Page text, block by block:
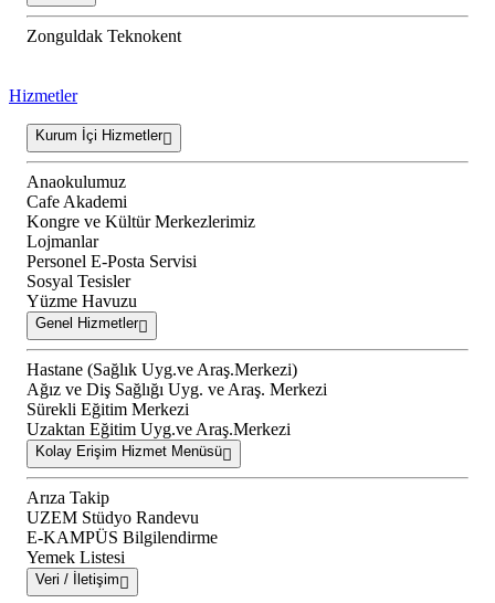
Zonguldak Teknokent
Hizmetler
Kurum İçi Hizmetler
Anaokulumuz
Cafe Akademi
Kongre ve Kültür Merkezlerimiz
Lojmanlar
Personel E-Posta Servisi
Sosyal Tesisler
Yüzme Havuzu
Genel Hizmetler
Hastane (Sağlık Uyg.ve Araş.Merkezi)
Ağız ve Diş Sağlığı Uyg. ve Araş. Merkezi
Sürekli Eğitim Merkezi
Uzaktan Eğitim Uyg.ve Araş.Merkezi
Kolay Erişim Hizmet Menüsü
Arıza Takip
UZEM Stüdyo Randevu
E-KAMPÜS Bilgilendirme
Yemek Listesi
Veri / İletişim